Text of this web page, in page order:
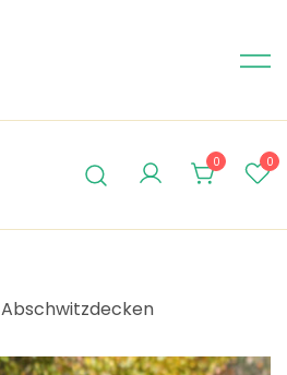
0 0
Abschwitzdecken